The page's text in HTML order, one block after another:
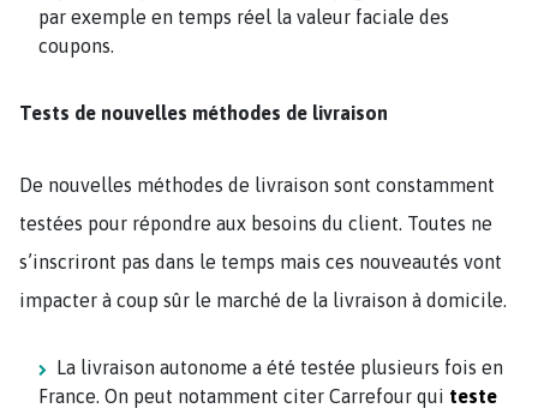
par exemple en temps réel la valeur faciale des
coupons.
Tests de nouvelles méthodes de livraison
De nouvelles méthodes de livraison sont constamment
testées pour répondre aux besoins du client. Toutes ne
s’inscriront pas dans le temps mais ces nouveautés vont
impacter à coup sûr le marché de la livraison à domicile.
La livraison autonome a été testée plusieurs fois en
France. On peut notamment citer Carrefour qui teste